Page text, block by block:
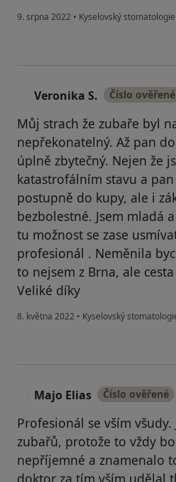
9. srpna 2022 • Kyselovský stomatologie
Veronika S. Číslo ověřené
Můj strach že zubaře byl
nepřekonatelný. Až pan
úplně zbytečný. Nejen že
katastrofálním stavu a
postupně do kupy, ale i
bezbolestné. Jsem mladá
tu možnost se zase
profesionál . Neměnila
to nejsem z Brna, ale
Veliké díky
8. května 2022 • Kyselovský
Majo Elias Číslo ověřené
Profesionál se vším
zubařů, protože to vždy
nepříjemné a znamenalo
doktor za tím vším udělal